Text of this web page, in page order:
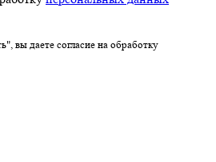
вы даете согласие на обработку